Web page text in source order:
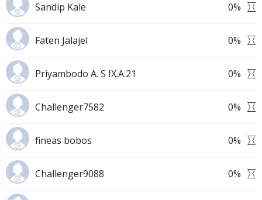
Sandip Kale 0%
Faten Jalajel 0%
Priyambodo A. S IX.A.21 0%
Challenger7582 0%
fineas bobos 0%
Challenger9088 0%